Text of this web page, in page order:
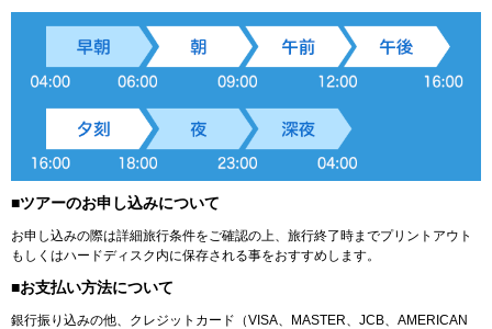
■ツアーのお申し込みについて
お申し込みの際は詳細旅行条件をご確認の上、旅行終了時までプリントアウト
もしくはハードディスク内に保存される事をおすすめします。
■お支払い方法について
銀行振り込みの他、クレジットカード（VISA、MASTER、JCB、AMERICAN